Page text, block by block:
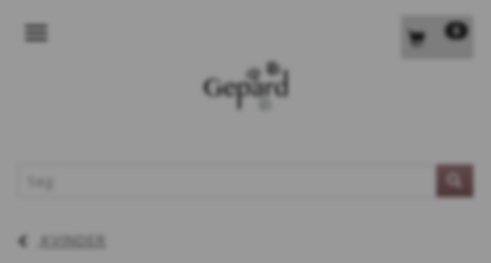
0
KVINDER